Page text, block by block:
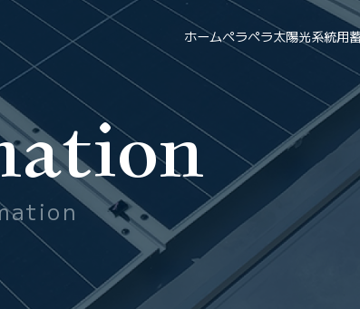
ホームペラペラ太陽光系統用